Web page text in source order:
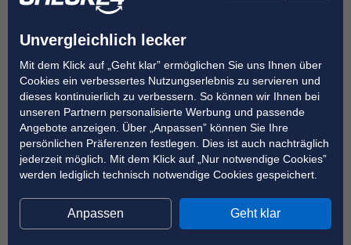
Unvergleichlich lecker
Mit dem Klick auf „Geht klar” ermöglichen Sie uns Ihnen über
Cookies ein verbessertes Nutzungserlebnis zu servieren und
dieses kontinuierlich zu verbessern. So können wir Ihnen bei
unseren Partnern personalisierte Werbung und passende
Angebote anzeigen. Über „Anpassen” können Sie Ihre
persönlichen Präferenzen festlegen. Dies ist auch nachträglich
jederzeit möglich. Mit dem Klick auf „Nur notwendige Cookies”
werden lediglich technisch notwendige Cookies gespeichert.
Anpassen Geht klar